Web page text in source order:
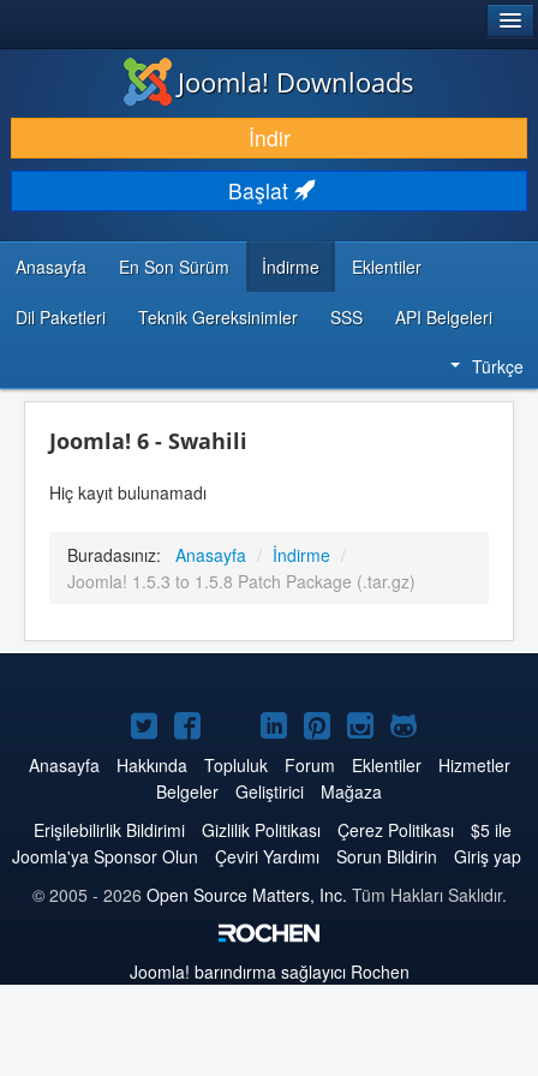
İNDIR & GENIŞLET
KEŞFET & ÖĞREN
TOPLULUK & DESTEK
GELIŞTIRICI KAYNAKLARI
Joomla! Downloads
İndir
Başlat
Anasayfa En Son Sürüm İndirme Eklentiler
Dil Paketleri Teknik Gereksinimler SSS API Belgeleri
Türkçe
Joomla! 6 - Swahili
Hiç kayıt bulunamadı
Buradasınız: Anasayfa / İndirme /
Joomla! 1.5.3 to 1.5.8 Patch Package (.tar.gz)
Twitter'da
Joomla
Facebook'da
Joomla
YouTube'da
Joomla
LinkedIn'de
Joomla
Pinterest'de
Joomla
Instagram'da
Joomla
GitHub'da
Joomla
Anasayfa Hakkında Topluluk Forum Eklentiler
Hizmetler
Belgeler
Geliştirici
Mağaza
Erişilebilirlik Bildirimi
Gizlilik Politikası Çerez Politikası
$5 ile
Joomla'ya Sponsor Olun
Çeviri Yardımı Sorun Bildirin
Giriş yap
© 2005 - 2026 Open Source Matters, Inc. Tüm Hakları Saklıdır.
Joomla! barındırma sağlayıcı Rochen